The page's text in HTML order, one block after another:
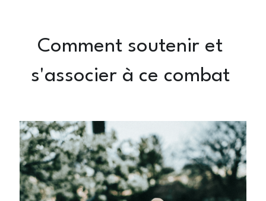
Comment soutenir et
s'associer à ce combat